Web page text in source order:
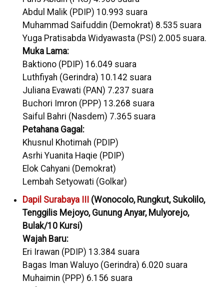
Abdul Malik (PDIP) 10.993 suara
Muhammad Saifuddin (Demokrat) 8.535 suara
Yuga Pratisabda Widyawasta (PSI) 2.005 suara.
Muka Lama:
Baktiono (PDIP) 16.049 suara
Luthfiyah (Gerindra) 10.142 suara
Juliana Evawati (PAN) 7.237 suara
Buchori Imron (PPP) 13.268 suara
Saiful Bahri (Nasdem) 7.365 suara
Petahana Gagal:
Khusnul Khotimah (PDIP)
Asrhi Yuanita Haqie (PDIP)
Elok Cahyani (Demokrat)
Lembah Setyowati (Golkar)
Dapil Surabaya III (Wonocolo, Rungkut, Sukolilo,
Tenggilis Mejoyo, Gunung Anyar, Mulyorejo,
Bulak/10 Kursi)
Wajah Baru:
Eri Irawan (PDIP) 13.384 suara
Bagas Iman Waluyo (Gerindra) 6.020 suara
Muhaimin (PPP) 6.156 suara